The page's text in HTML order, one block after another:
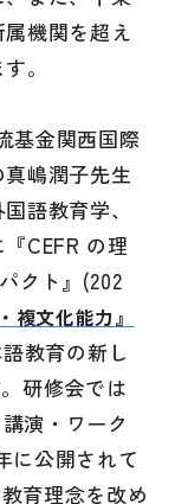
機関を超え
。
基金関西国際
嶋潤子先生
語教育学、
CEFR の理
クト』(202
複文化能力』
教育の新し
研修会では
演・ワーク
に公開されて
育理念を改め